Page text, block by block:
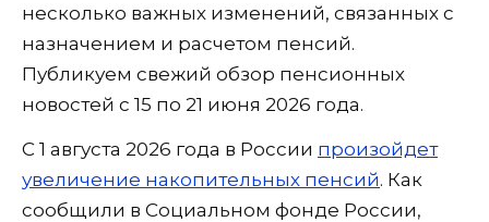
несколько важных изменений, связанных с
назначением и расчетом пенсий.
Публикуем свежий обзор пенсионных
новостей с 15 по 21 июня 2026 года.
С 1 августа 2026 года в России произойдет
увеличение накопительных пенсий. Как
сообщили в Социальном фонде России,